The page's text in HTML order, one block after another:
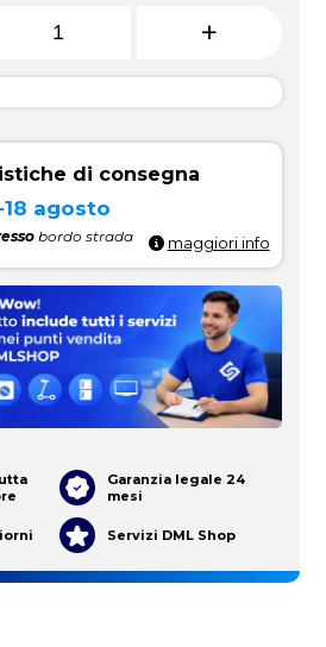
+
di consegna
18 agosto
bordo strada maggiori info
Garanzia legale 24
mesi
Servizi DML Shop